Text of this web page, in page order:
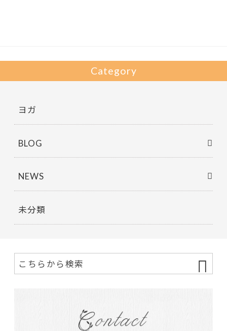
Category
ヨガ
BLOG
NEWS
未分類